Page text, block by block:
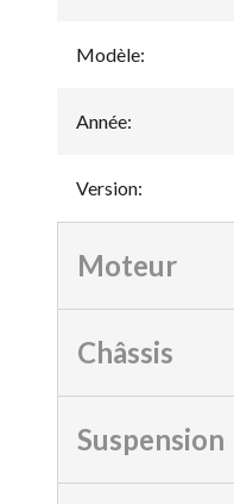
Modèle:
Année:
Version:
Moteur
Châssis
Suspension